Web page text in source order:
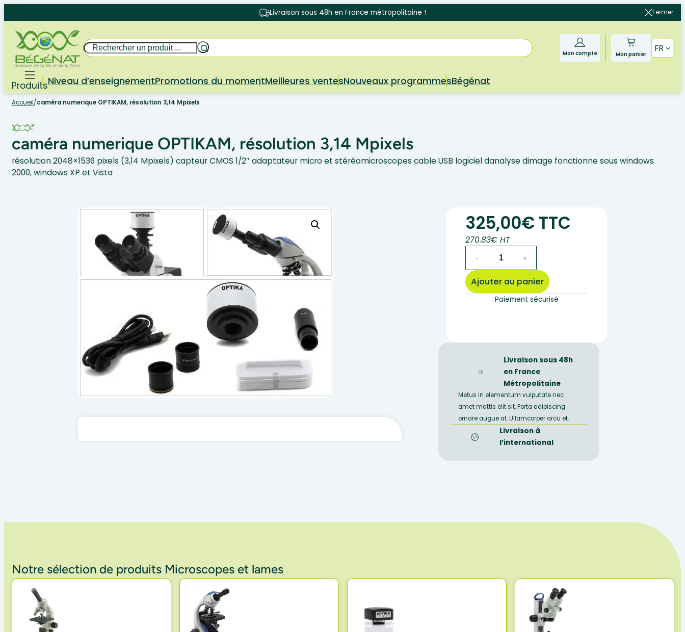
au
contenu
Fermer
Livraison sous 48h en France métropolitaine !
Mon compte Mon panier
FR
Produits
Rechercher
Niveau d’enseignementPromotions du momentMeilleures ventesNouveaux programmesBégénat
Accueil/caméra numerique OPTIKAM, résolution 3,14 Mpixels
caméra numerique OPTIKAM, résolution 3,14 Mpixels
résolution 2048×1536 pixels (3,14 Mpixels) capteur CMOS 1/2″ adaptateur micro et stéréomicroscopes cable USB logiciel danalyse dimage fonctionne sous windows
2000, windows XP et Vista
325,00€ TTC
270.83€ HT
caméra
numerique
OPTIKAM,
− +
Ajouter au panier
Paiement sécurisé
Livraison sous 48h
en France
Métropolitaine
Metus in elementum vulputate nec
amet mattis elit sit. Porta adipiscing
ornare augue at. Ullamcorper arcu et.
Livraison à
l’international
Notre sélection de produits Microscopes et lames